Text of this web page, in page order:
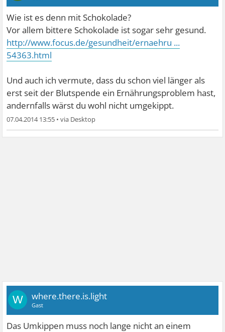
Wie ist es denn mit Schokolade?
Vor allem bittere Schokolade ist sogar sehr gesund.
http://www.focus.de/gesundheit/ernaehru ...
54363.html
Und auch ich vermute, dass du schon viel länger als
erst seit der Blutspende ein Ernährungsproblem hast,
andernfalls wärst du wohl nicht umgekippt.
07.04.2014 13:55 •
W where.there.is.light
Gast
Das Umkippen muss noch lange nicht an einem